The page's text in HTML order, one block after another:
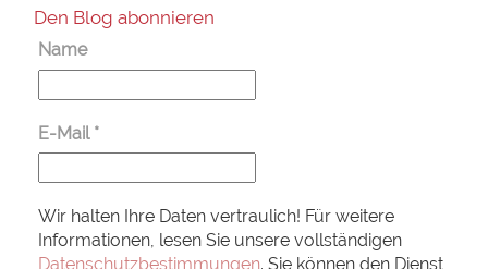
Den Blog abonnieren
Name
E-Mail *
Wir halten Ihre Daten vertraulich! Für weitere
Informationen, lesen Sie unsere vollständigen
Datenschutzbestimmungen. Sie können den Dienst